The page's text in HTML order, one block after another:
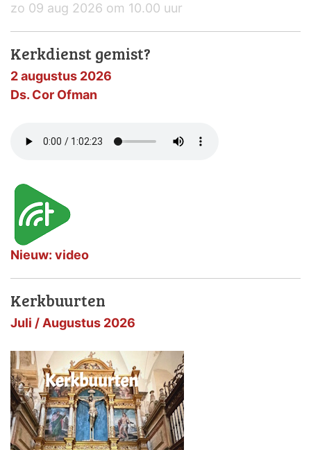
zo 09 aug 2026 om 10.00 uur
Kerkdienst gemist?
2 augustus 2026
Ds. Cor Ofman
Nieuw: video
Kerkbuurten
Juli / Augustus 2026